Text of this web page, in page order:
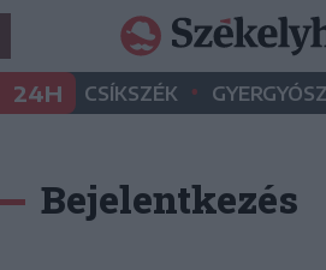
24H CSÍKSZÉK •
Bejelentkezés